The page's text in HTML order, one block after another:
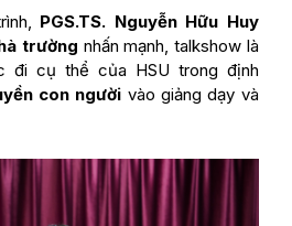
PGS.TS. Nguyễn Hữu Huy
trường nhấn mạnh, talkshow là
đi cụ thể của HSU trong định
con người vào giảng dạy và